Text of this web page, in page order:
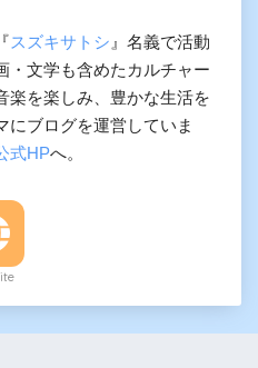
スズキサトシ 』名義で活動
・文学も含めたカルチャー
楽を楽しみ、豊かな生活を
にブログを運営していま
式HPへ。